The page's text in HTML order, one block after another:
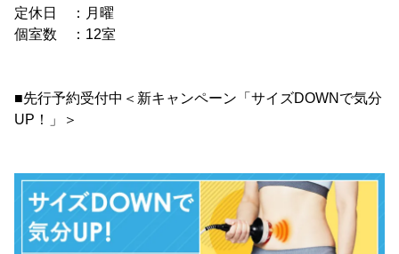
定休日 ：月曜
個室数 ：12室
■先行予約受付中＜新キャンペーン「サイズDOWNで気分
UP！」＞